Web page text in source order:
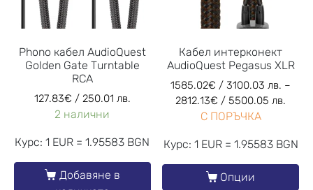
Phono кабел AudioQuest
Golden Gate Turntable
RCA
127.83€ / 250.01 лв.
2 налични
Курс: 1 EUR = 1.95583 BGN
Добавяне в
Кабел интерконект
AudioQuest Pegasus XLR
1585.02€ / 3100.03 лв. –
2812.13€ / 5500.05 лв.
С ПОРЪЧКА
Курс: 1 EUR = 1.95583 BGN
Опции